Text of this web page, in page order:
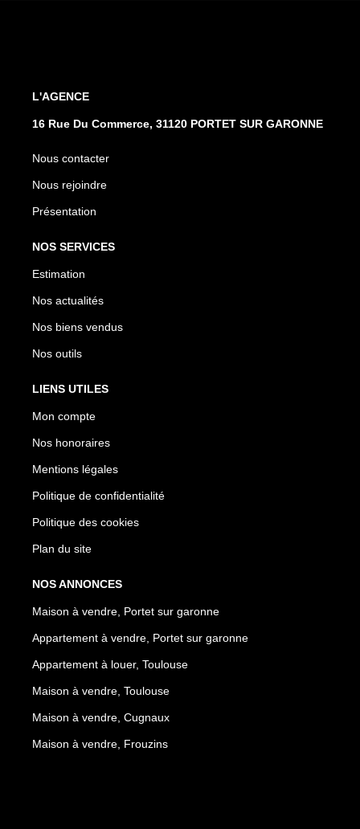
L'AGENCE
16 Rue Du Commerce, 31120 PORTET SUR GARONNE
Nous contacter
Nous rejoindre
Présentation
NOS SERVICES
Estimation
Nos actualités
Nos biens vendus
Nos outils
LIENS UTILES
Mon compte
Nos honoraires
Mentions légales
Politique de confidentialité
Politique des cookies
Plan du site
NOS ANNONCES
Maison à vendre, Portet sur garonne
Appartement à vendre, Portet sur garonne
Appartement à louer, Toulouse
Maison à vendre, Toulouse
Maison à vendre, Cugnaux
Maison à vendre, Frouzins